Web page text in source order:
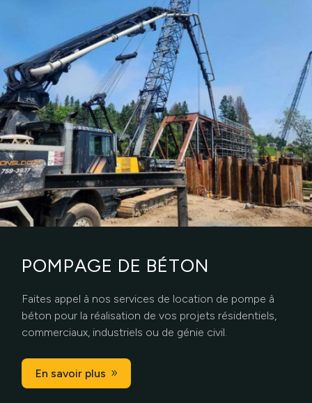
POMPAGE DE BÉTON
Faites appel à nos services de location de pompe à
béton pour la réalisation de vos projets résidentiels,
commerciaux, industriels ou de génie civil.
En savoir plus